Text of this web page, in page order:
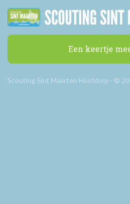
Een keertje
Scouting Sint Maarten Hoofdorp - ©